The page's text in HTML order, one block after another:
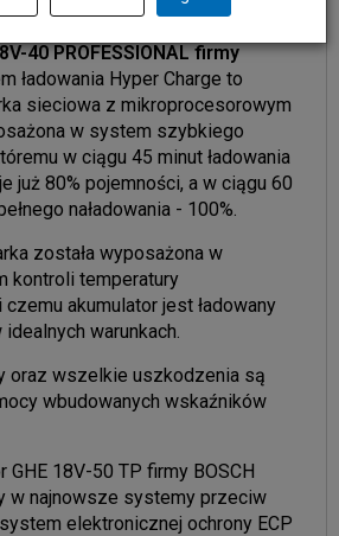
18V-40 PROFESSIONAL.
40 PROFESSIONAL firmy
ładowania Hyper Charge to
sieciowa z mikroprocesorowym
w system szybkiego
w ciągu 45 minut ładowania
już 80% pojemności, a w ciągu 60
naładowania - 100%.
została wyposażona w
kontroli temperatury
akumulator jest ładowany
warunkach.
oraz wszelkie uszkodzenia są
wbudowanych wskaźników
18V-50 TP firmy BOSCH
w najnowsze systemy przeciw
elektronicznej ochrony ECP